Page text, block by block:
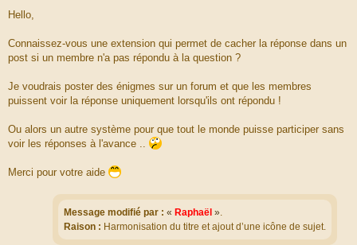
e
s
g
e
Hello,
Connaissez-vous une extension qui permet de cacher la réponse dans un
post si un membre n'a pas répondu à la question ?
Je voudrais poster des énigmes sur un forum et que les membres
puissent voir la réponse uniquement lorsqu'ils ont répondu !
Ou alors un autre système pour que tout le monde puisse participer sans
voir les réponses à l'avance ..
Merci pour votre aide
Message modifié par : « Raphaël ».
Raison : Harmonisation du titre et ajout d’une icône de sujet.